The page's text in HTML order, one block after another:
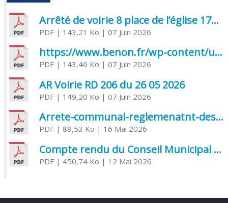
Arrêté de voirie 8 place de l’église 17170 Benon
PDF| 143,21 Ko | 07 Juin 2026
https://www.benon.fr/wp-content/uploads/2026/06/AR-Voirie-Chemin-de-Lafond-du-26-05-2026.pdf
PDF| 143,46 Ko | 07 Juin 2026
AR Voirie RD 206 du 26 05 2026
PDF| 149,20 Ko | 07 Juin 2026
Arrete-communal-reglemenatnt-des-bruits-de-voisinage-et-des-activites-bruyantes
PDF| 89,53 Ko | 16 Mai 2026
Compte rendu du Conseil Municipal du 06 mai 2026
PDF| 450,74 Ko | 12 Mai 2026